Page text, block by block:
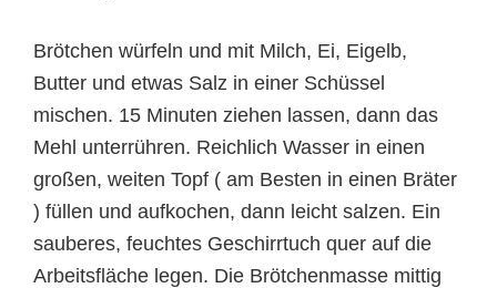
Brötchen würfeln und mit Milch, Ei, Eigelb,
Butter und etwas Salz in einer Schüssel
mischen. 15 Minuten ziehen lassen, dann das
Mehl unterrühren. Reichlich Wasser in einen
großen, weiten Topf ( am Besten in einen Bräter
) füllen und aufkochen, dann leicht salzen. Ein
sauberes, feuchtes Geschirrtuch quer auf die
Arbeitsfläche legen. Die Brötchenmasse mittig